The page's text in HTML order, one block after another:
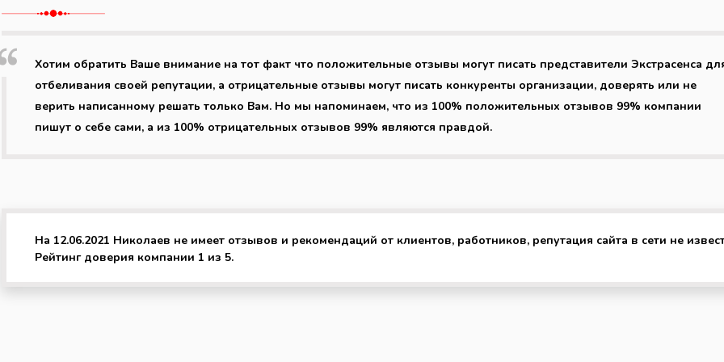
Хотим обратить Ваше внимание на тот факт что положительные отзывы могут писать представители Экстрасенса
отбеливания своей репутации, а отрицательные отзывы могут писать конкуренты организации, доверять или не
верить написанному решать только Вам. Но мы напоминаем, что из 100% положительных отзывов 99% компании
пишут о себе сами, а из 100% отрицательных отзывов 99% являются правдой.
На 12.06.2021 Николаев не имеет отзывов и рекомендаций от клиентов, работников, репутация сайта в сети не
Рейтинг доверия компании 1 из 5.